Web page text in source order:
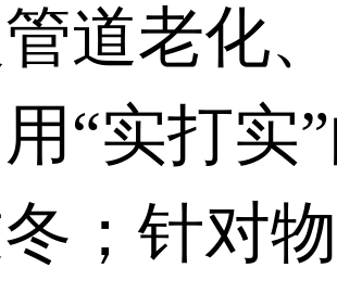
道老化
“实打实
；针对